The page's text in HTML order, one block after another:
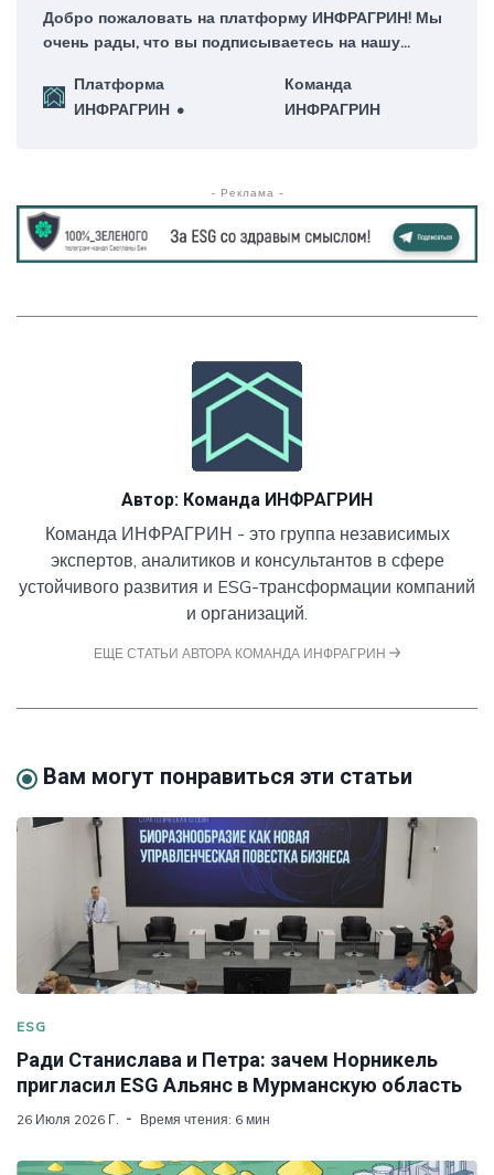
Добро пожаловать на платформу ИНФРАГРИН! Мы
очень рады, что вы подписываетесь на нашу
честь!Платформа
ИНФРАГРИН
Команда
ИНФРАГРИН
- Реклама -
Автор: Команда ИНФРАГРИН
Команда ИНФРАГРИН - это группа независимых
экспертов, аналитиков и консультантов в сфере
устойчивого развития и ESG-трансформации компаний
и организаций.
ЕЩЕ СТАТЬИ АВТОРА КОМАНДА ИНФРАГРИН
Вам могут понравиться эти статьи
ESG
Ради Станислава и Петра: зачем Норникель
пригласил ESG Альянс в Мурманскую область
26 Июля 2026 Г. Время чтения: 6 мин